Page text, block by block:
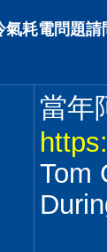
氣耗電問題
當年
Tom